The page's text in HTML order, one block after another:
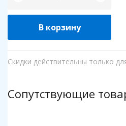
В корзину
Скидки действительны только
Сопутствующие